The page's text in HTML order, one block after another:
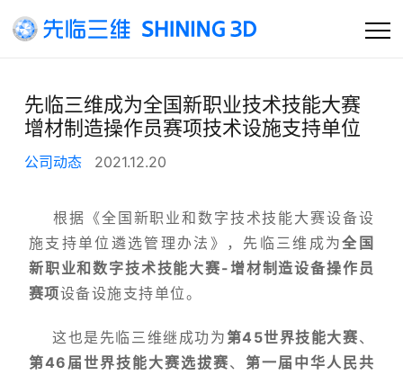
首页
公司
客户支持
资讯
先临三维成为全国新职业技术技能大赛
增材制造操作员赛项技术设施支持单位
公司动态 2021.12.20
根据《全国新职业和数字技术技能大赛设备设
施支持单位遴选管理办法》，先临三维成为全国
新职业和数字技术技能大赛-增材制造设备操作员
赛项设备设施支持单位。
这也是先临三维继成功为 第45世界技能大赛、
第46届世界技能大赛选拔赛、 第一届中华人民共